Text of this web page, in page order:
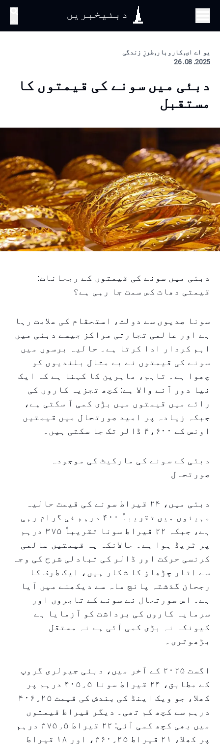
دبئیخبریں
یو اے ای, کاروبار, طرزِ زندگی
2025. 08. 26
دبئی میں سونے کی قیمتوں کا
مستقبل
دبئی میں سونے کی قیمتوں کے رجحانات:
قیمتی دھات کس سمت جا رہی ہے؟
سونا صدیوں سے دولت، استحقام کی علامت رہا
ہے اور عالمی تجارتی مراکز جیسے دبئی میں
اہم کردار ادا کرتا ہے۔ حالیہ برسوں میں
سونے کی قیمتوں نے بے مثال بلندیوں کو
چھوا ہے۔ تاہم، ماہرین کا کہنا ہے کہ ایک
نیا دور آنے والا ہے: کچھ تجزیہ کاروں کی
رائے میں قیمتوں میں بڑی کمی آ سکتی ہے،
جبکہ زیادہ پر امید صورتحال میں قیمتیں
اونس کے ۴،۶۰۰ ڈالر تک جا سکتی ہیں۔
دبئی کے سونے کی مارکیٹ کی موجودہ
صورتحال
دبئی میں، ۲۴ قیراط سونے کی قیمت حالیہ
مہینوں میں تقریباً ۴۰۰ درہم فی گرام رہی
ہے، جبکہ ۲۲ قیراط سونا تقریباً ۳۷۵ درہم
پر ٹریڈ ہوا ہے۔ حالانکہ یہ قیمتیں عالمی
کرنسی حرکت اور ڈالر کی تبادلی شرح کی وجہ
سے اتار چڑھاؤ کا شکار ہیں، ایک طرف کا
رجحان گذشتہ پانچ ماہ سے دیکھنے میں آیا
ہے۔ اس صورتحال نے سونے کے تاجروں اور
سرمایہ کاروں کی برداشت کو آزمایا ہے
کیونکہ نہ بڑی کمی آئی ہے نہ مستقل
بڑھوتری۔
اگست ۲۰۲۵ کے آخر میں، دبئی جیولری گروپ
کے مطابق، ۲۴ قیراط سونا ۴۰۵٫۵ درہم پر
کھلا، جو ویک اینڈ کی بندش کی قیمت ۴۰۶٫۲۵
درہم سے کچھ کم تھی۔ دیگر قیراط قیمتوں
میں بھی کچھ کمی آئی: ۲۲ قیراط ۳۷۵٫۵ درہم
پر کھلا، ۲۱ قیراط ۳۶۰٫۲۵، اور ۱۸ قیراط